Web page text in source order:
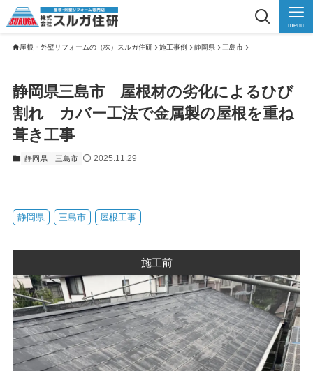
menu
屋根・外壁リフォームの（株）スルガ住研 施工事例 静岡県 三島市
静岡県三島市 屋根材の劣化によるひび
割れ カバー工法で金属製の屋根を重ね
葺き工事
静岡県 三島市 2025.11.29
静岡県 三島市 屋根工事
施工前